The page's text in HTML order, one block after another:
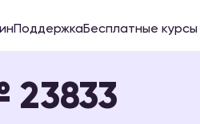
ПоддержкаБесплатные курсы